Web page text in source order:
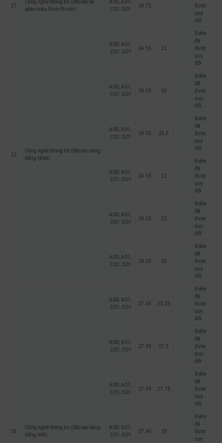
21
Công nghệ thông tin (đào tạo tại
phân hiệu Bình Phước)
A00; A01;
C01; D01
24.75
được
quy
đổi
22
Công nghệ thông tin (đào tạo bằng
tiếng Nhật)
A00; A01;
C01; D01
24.55 22
Điểm
đã
được
quy
đổi
A00; A01;
C01; D01
24.55 23
Điểm
đã
được
quy
đổi
A00; A01;
C01; D01
24.55 25.5
Điểm
đã
được
quy
đổi
A00; A01;
C01; D01
24.55 22
Điểm
đã
được
quy
đổi
A00; A01;
C01; D01
24.55 22
Điểm
đã
được
quy
đổi
A00; A01;
C01; D01
24.55 23
Điểm
đã
được
quy
đổi
23
Công nghệ thông tin (đào tạo bằng
tiếng Việt)
A00; A01;
C01; D01
27.45 22.25
Điểm
đã
được
quy
đổi
A00; A01;
C01; D01
27.45 27.5
Điểm
đã
được
quy
đổi
A00; A01;
C01; D01
27.45 27.75
Điểm
đã
được
quy
đổi
A00; A01;
C01; D01
27.45 29
Điểm
đã
được
quy